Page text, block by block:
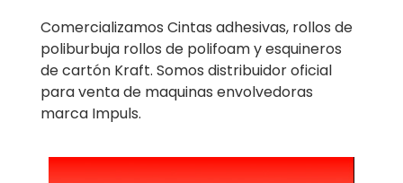
Comercializamos Cintas adhesivas, rollos de
poliburbuja rollos de polifoam y esquineros
de cartón Kraft. Somos distribuidor oficial
para venta de maquinas envolvedoras
marca Impuls.